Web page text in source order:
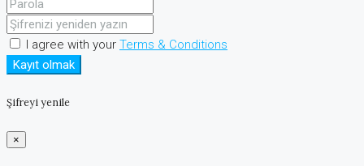
I agree with your Terms & Conditions
Kayıt olmak
Şifreyi yenile
×